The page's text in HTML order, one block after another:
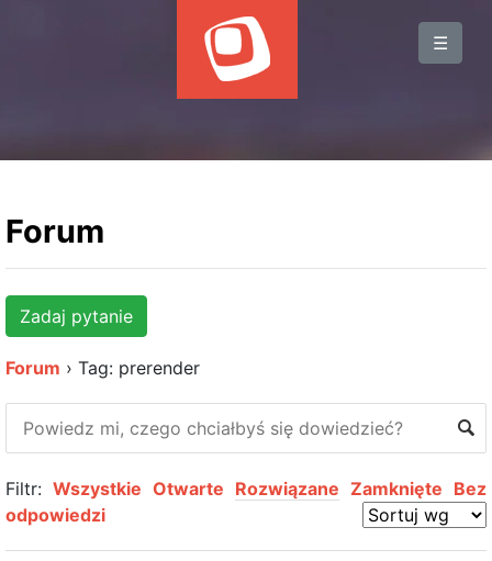
☰
BLOG
WYDARZENIA
HOSTING
Forum
Zadaj pytanie
Forum › Tag: prerender
Filtr: Wszystkie Otwarte Rozwiązane Zamknięte Bez
odpowiedzi